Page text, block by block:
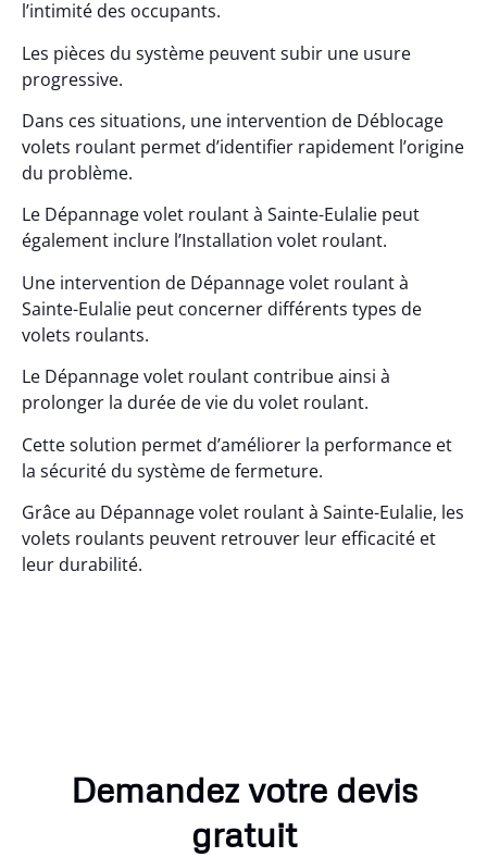
l’intimité des occupants.
Les pièces du système peuvent subir une usure
progressive.
Dans ces situations, une intervention de Déblocage
volets roulant permet d’identifier rapidement l’origine
du problème.
Le Dépannage volet roulant à Sainte-Eulalie peut
également inclure l’Installation volet roulant.
Une intervention de Dépannage volet roulant à
Sainte-Eulalie peut concerner différents types de
volets roulants.
Le Dépannage volet roulant contribue ainsi à
prolonger la durée de vie du volet roulant.
Cette solution permet d’améliorer la performance et
la sécurité du système de fermeture.
Grâce au Dépannage volet roulant à Sainte-Eulalie, les
volets roulants peuvent retrouver leur efficacité et
leur durabilité.
Demandez votre devis
gratuit